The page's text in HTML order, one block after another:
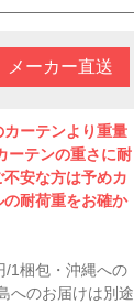
メーカー直送
ーテンより重量
ーテンの重さに耐
安な方は予めカ
耐荷重をお確か
/1梱包・沖縄への
へのお届けは別途